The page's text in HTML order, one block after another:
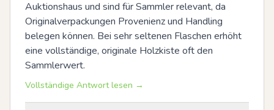
Auktionshaus und sind für Sammler relevant, da
Originalverpackungen Provenienz und Handling
belegen können. Bei sehr seltenen Flaschen erhöht
eine vollständige, originale Holzkiste oft den
Sammlerwert.
Vollständige Antwort lesen →